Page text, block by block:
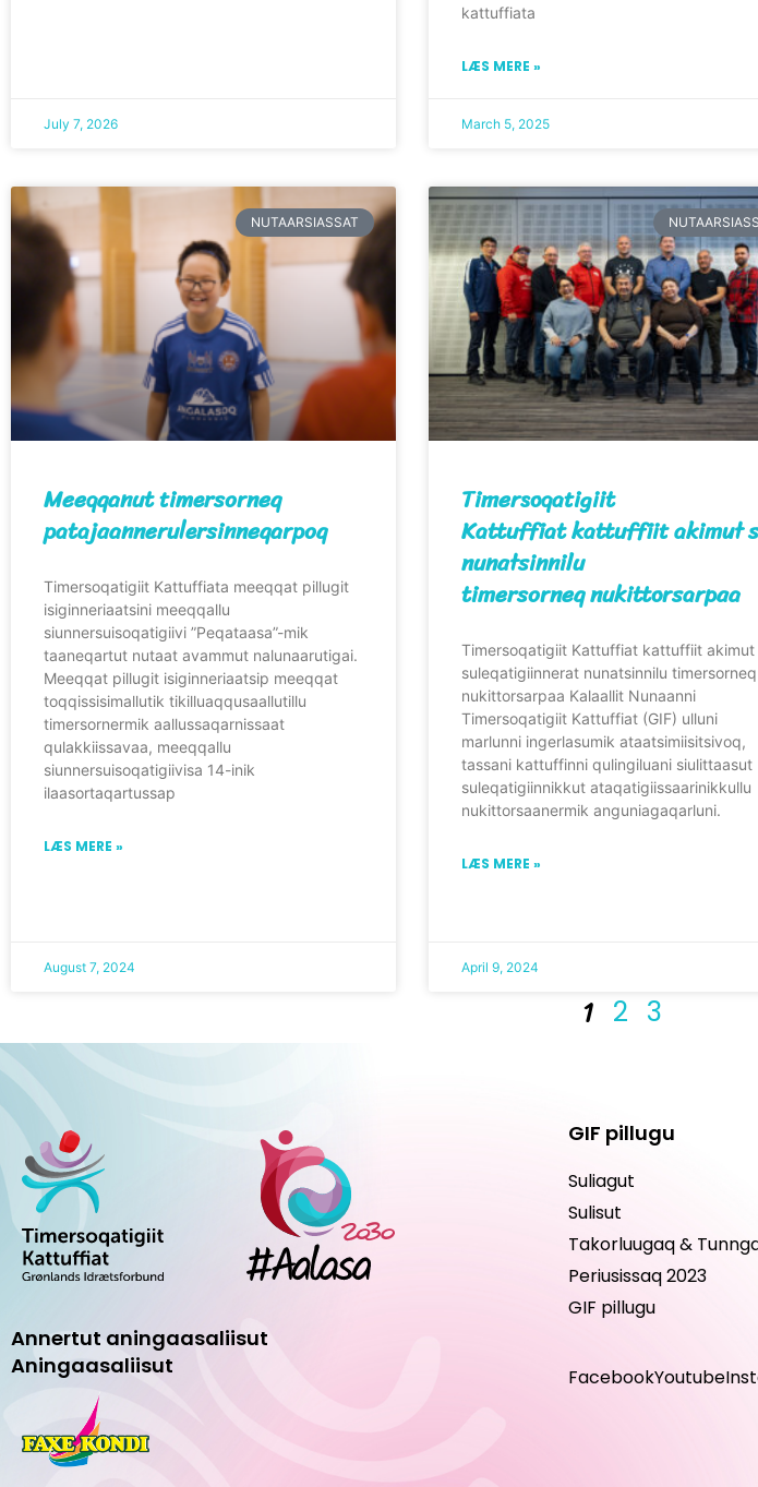
July 7, 2026
kattuffiata
LÆS MERE »
March 5, 2025
NUTAARSIASSAT
Meeqqanut timersorneq
patajaannerulersinneqarpoq
Timersoqatigiit Kattuffiata meeqqat pillugit
isiginneriaatsini meeqqallu
siunnersuisoqatigiivi ”Peqataasa”-mik
taaneqartut nutaat avammut nalunaarutigai.
Meeqqat pillugit isiginneriaatsip meeqqat
toqqissisimallutik tikilluaqqusaallutillu
timersornermik aallussaqarnissaat
qulakkiissavaa, meeqqallu
siunnersuisoqatigiivisa 14-inik
ilaasortaqartussap
LÆS MERE »
August 7, 2024
Timersoqatigiit
Kattuffiat kattuffiit akimut
nunatsinnilu
timersorneq nukittorsarpaa
Timersoqatigiit Kattuffiat kattuffiit akimut
suleqatigiinnerat nunatsinnilu timersorneq
nukittorsarpaa Kalaallit Nunaanni
Timersoqatigiit Kattuffiat (GIF) ulluni
marlunni ingerlasumik ataatsimiisitsivoq,
tassani kattuffinni qulingiluani siulittaasut
suleqatigiinnikkut ataqatigiissaarinikkullu
nukittorsaanermik anguniagaqarluni.
LÆS MERE »
April 9, 2024
1 2 3
Annertut aningaasaliisut
Aningaasaliisut
GIF pillugu
Suliagut
Sulisut
Takorluugaq &
Periusissaq 2023
GIF pillugu
FacebookYoutube